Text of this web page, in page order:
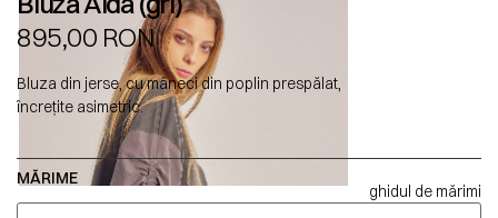
895,00 RON
Bluza din jerse, cu mâneci din poplin prespălat,
încrețite asimetric.
MĂRIME
ghidul de mărimi